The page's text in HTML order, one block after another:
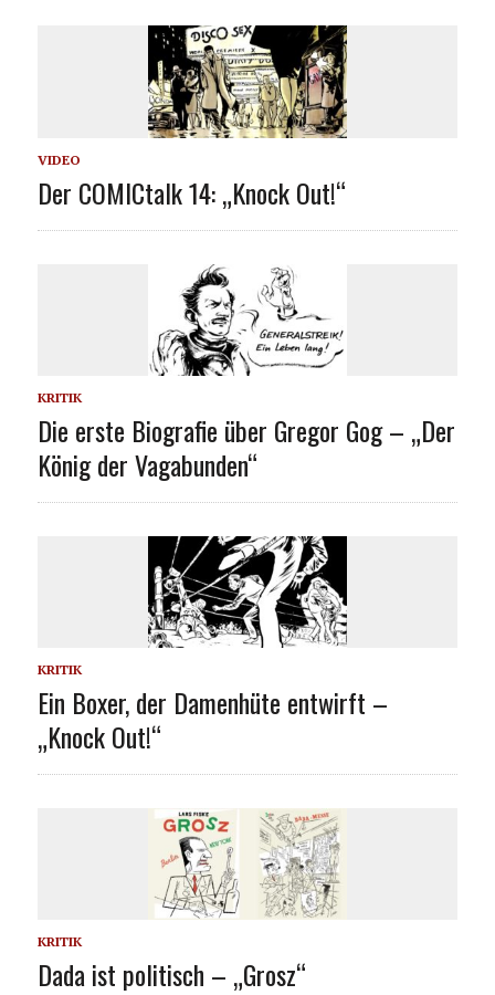
VIDEO
Der COMICtalk 14: „Knock Out!“
KRITIK
Die erste Biografie über Gregor Gog – „Der
König der Vagabunden“
KRITIK
Ein Boxer, der Damenhüte entwirft –
„Knock Out!“
KRITIK
Dada ist politisch – „Grosz“